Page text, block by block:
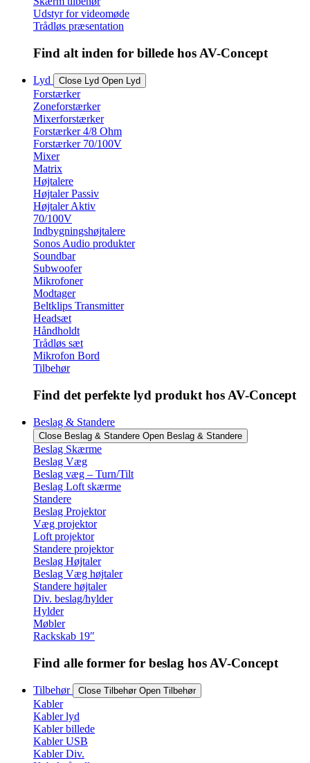
Udstyr for videomøde
Trådløs præsentation
Find alt inden for billede hos AV-Concept
Lyd Close Lyd Open Lyd
Forstærker
Zoneforstærker
Mixerforstærker
Forstærker 4/8 Ohm
Forstærker 70/100V
Mixer
Matrix
Højtalere
Højtaler Passiv
Højtaler Aktiv
70/100V
Indbygningshøjtalere
Sonos Audio produkter
Soundbar
Subwoofer
Mikrofoner
Modtager
Beltklips Transmitter
Headsæt
Håndholdt
Trådløs sæt
Mikrofon Bord
Tilbehør
Find det perfekte lyd produkt hos AV-Concept
Beslag & Standere
Close Beslag & Standere Open Beslag & Standere
Beslag Skærme
Beslag Væg
Beslag væg – Turn/Tilt
Beslag Loft skærme
Standere
Beslag Projektor
Væg projektor
Loft projektor
Standere projektor
Beslag Højtaler
Beslag Væg højtaler
Standere højtaler
Div. beslag/hylder
Hylder
Møbler
Rackskab 19″
Find alle former for beslag hos AV-Concept
Tilbehør Close Tilbehør Open Tilbehør
Kabler
Kabler lyd
Kabler billede
Kabler USB
Kabler Div.